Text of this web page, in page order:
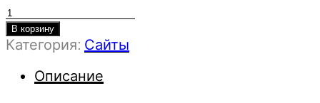
Количество
товара
SEO-
промосайта
В корзину
Категория: Сайты
Описание